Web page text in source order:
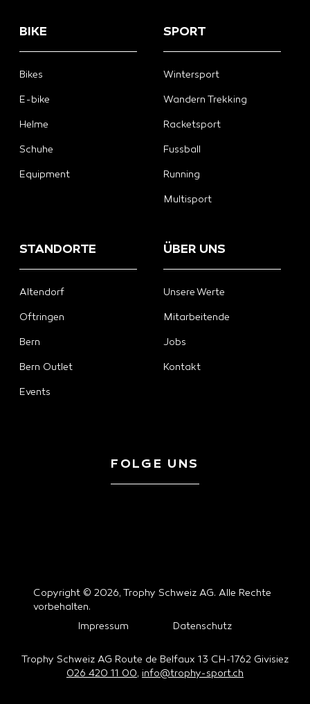
BIKE
Bikes
E-bike
Helme
Schuhe
Equipment
SPORT
Wintersport
Wandern Trekking
Racketsport
Fussball
Running
Multisport
STANDORTE
Altendorf
Oftringen
Bern
Bern Outlet
Events
ÜBER UNS
Unsere Werte
Mitarbeitende
Jobs
Kontakt
FOLGE UNS
Copyright © 2026, Trophy Schweiz AG. Alle Rechte
vorbehalten.
Impressum
Datenschutz
Trophy Schweiz AG Route de Belfaux 13 CH-1762 Givisiez
026 420 11 00, info@trophy-sport.ch